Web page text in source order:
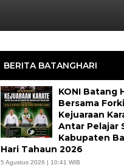
BERITA BATANGHARI
KONI Batang
Bersama
Kejuaraan
Antar Pelajar
Kabupaten
Hari Tahaun 2026
5 Agustus 2026 | 10:41 WIB